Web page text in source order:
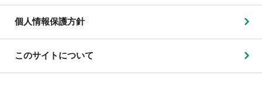
個人情報保護方針
このサイトについて